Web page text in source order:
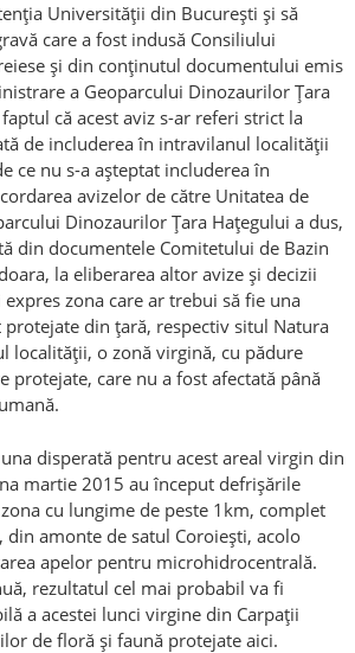
Universității din București și să
care a fost indusă Consiliului
și din conținutul documentului emis
a Geoparcului Dinozaurilor Țara
că acest aviz s-ar referi strict la
de includerea în intravilanul localității
ce nu s-a așteptat includerea în
avizelor de către Unitatea de
Dinozaurilor Țara Hațegului a dus,
din documentele Comitetului de Bazin
la eliberarea altor avize și decizii
zona care ar trebui să fie una
din țară, respectiv situl Natura
localității, o zonă virgină, cu pădure
protejate, care nu a fost afectată până
disperată pentru acest areal virgin din
martie 2015 au început defrișările
cu lungime de peste 1km, complet
din amonte de satul Coroiești, acolo
apelor pentru microhidrocentrală.
rezultatul cel mai probabil va fi
a acestei lunci virgine din Carpații
de floră și faună protejate aici.